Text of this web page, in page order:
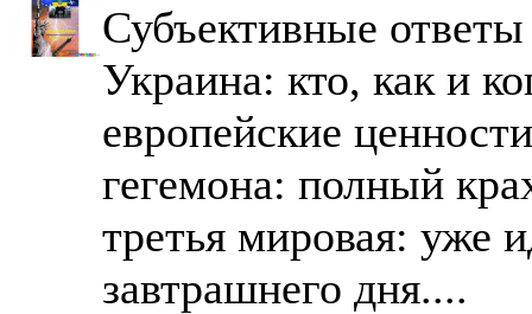
Субъективные
Украина: кто, как и
европейские
гегемона: полный
третья мировая: уже
завтрашнего дня....